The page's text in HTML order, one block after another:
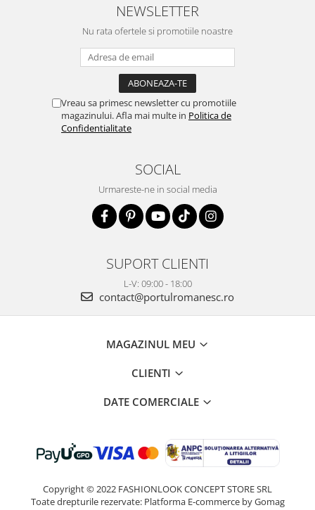
NEWSLETTER
Nu rata ofertele si promotiile noastre
Vreau sa primesc newsletter cu promotiile
magazinului. Afla mai multe in Politica de
Confidentialitate
SOCIAL
Urmareste-ne in social media
SUPORT CLIENTI
L-V: 09:00 - 18:00
contact@portulromanesc.ro
MAGAZINUL MEU
CLIENTI
DATE COMERCIALE
Copyright © 2022 FASHIONLOOK CONCEPT STORE SRL
Toate drepturile rezervate: Platforma E-commerce by Gomag